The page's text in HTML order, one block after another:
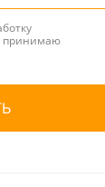
принимаю